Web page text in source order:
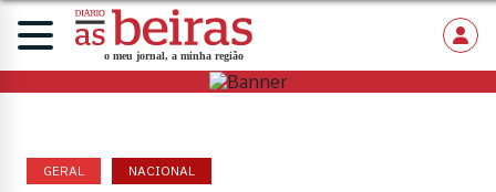
GERAL NACIONAL